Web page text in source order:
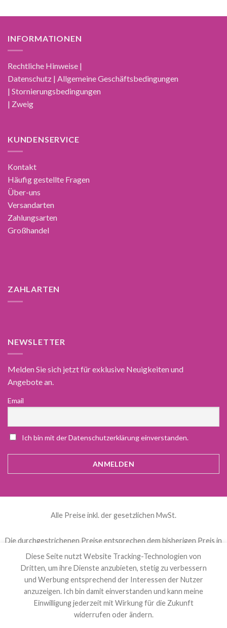
INFORMATIONEN
Rechtliche Hinweise |
Datenschutz | Allgemeine Geschäftsbedingungen
| Stornierungsbedingungen
| Zweig
KUNDENSERVICE
Kontakt
Häufig gestellte Fragen
Über-uns
Versandarten
Zahlungsarten
Großhandel
ZAHLARTEN
NEWSLETTER
Melden Sie sich jetzt für exklusive Neuigkeiten und
Angebote an.
Email
Ich bin mit der Datenschutzerklärung einverstanden.
Alle Preise inkl. der gesetzlichen MwSt.
Die durchgestrichenen Preise entsprechen dem bisherigen Preis in
diesem Online-Shop.
Diese Seite nutzt Website Tracking-Technologien von
Dritten, um ihre Dienste anzubieten, stetig zu verbessern
und Werbung entsprechend der Interessen der Nutzer
anzuzeigen. Ich bin damit einverstanden und kann meine
Einwilligung jederzeit mit Wirkung für die Zukunft
widerrufen oder ändern.
العربية(Arabisch) Čeština(Tschechisch)
Nederlands
Französisch) Deutsch